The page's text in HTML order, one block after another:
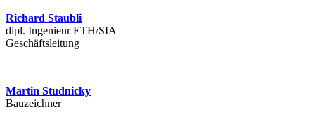
Richard Staubli
dipl. Ingenieur ETH/SIA
Geschäftsleitung
Martin Studnicky
Bauzeichner